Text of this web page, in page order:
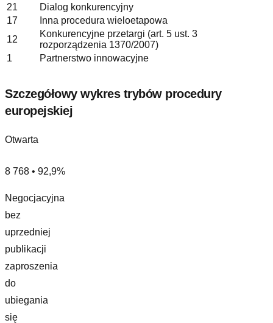
21
Dialog konkurencyjny
17
Inna procedura wieloetapowa
12
Konkurencyjne przetargi (art. 5 ust. 3
rozporządzenia 1370/2007)
1
Partnerstwo innowacyjne
Szczegółowy wykres trybów procedury
europejskiej
Otwarta
8 768 • 92,9%
Negocjacyjna
bez
uprzedniej
publikacji
zaproszenia
do
ubiegania
się